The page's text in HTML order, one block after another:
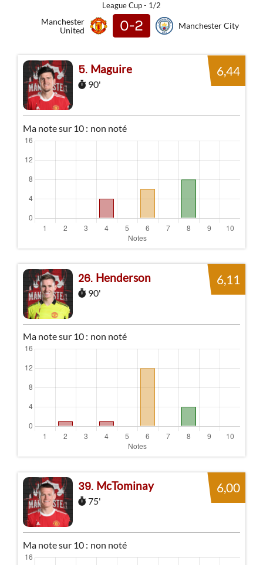
League Cup - 1/2
Manchester
United
0-2 Manchester City
5 Maguire
90'
6,44
Ma note sur 10 : non noté
26 Henderson
90'
6,11
Ma note sur 10 : non noté
39 McTominay
75'
6,00
Ma note sur 10 : non noté